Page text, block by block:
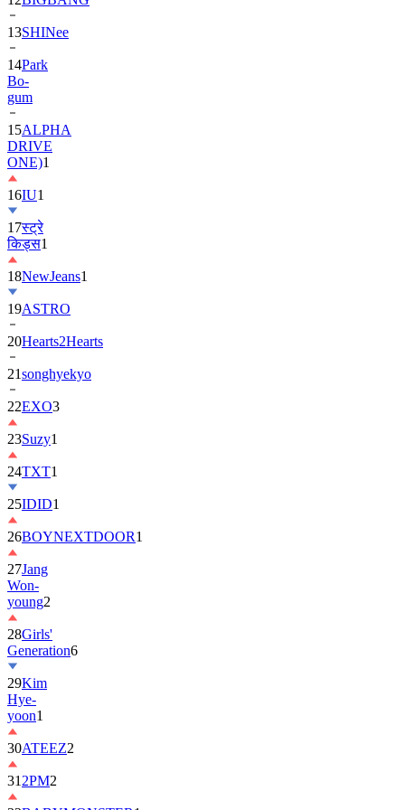
13SHINee
14Park
Bo-
gum
15ALPHA
DRIVE
ONE)1
16IU1
17स्ट्रे
किड्स1
18NewJeans1
19ASTRO
20Hearts2Hearts
21songhyekyo
22EXO3
23Suzy1
24TXT1
25IDID1
26BOYNEXTDOOR1
27Jang
Won-
young2
28Girls'
Generation6
29Kim
Hye-
yoon1
30ATEEZ2
31 2PM2